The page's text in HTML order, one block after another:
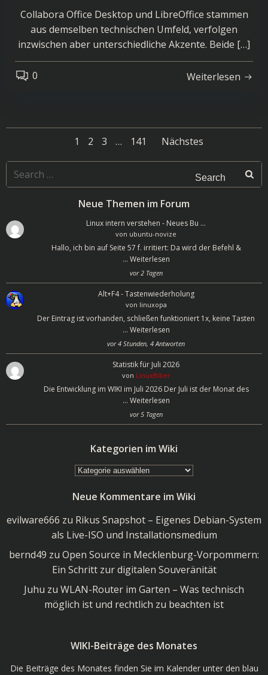
Collabora Office Desktop und LibreOffice stammen
aus demselben technischen Umfeld, verfolgen
inzwischen aber unterschiedliche Akzente. Beide […]
0 Weiterlesen
Posts
Page
1 Page
2 Page
3 … Page
141
Posts
Nächstes
Search
for:
Neue Themen im Forum
Linux intern verstehen - Neues Bu …
von ubuntu-novize
Hallo, ich bin auf Seite 57 f. irritiert: Da wird der Befehl &
… Weiterlesen
vor 2 Tagen
Alt+F4 - Tastenwiederholung
von linuxopa
Der Eintrag ist vorhanden, schließen funktioniert 1x, keine Tasten
… Weiterlesen
vor 4 Stunden, 4 Antworten
Statistik für Juli 2026
von LinuxBiber
Die Entwicklung im WIKI im Juli 2026 Der Juli ist der Monat des
… Weiterlesen
vor 5 Tagen
Kategorien im Wiki
Kategorien
Wiki
Neue Kommentare im Wiki
evilware666 zu Rikus Snapshot – Eigenes Debian-System
als Live-ISO und Installationsmedium
bernd49 zu Open Source in Mecklenburg-Vorpommern:
Ein Schritt zur digitalen Souveränität
Juhu zu WLAN-Router im Garten – Was technisch
möglich ist und rechtlich zu beachten ist
WIKI-Beiträge des Monates
Die Beiträge des Monates finden Sie im Kalender unter den blau